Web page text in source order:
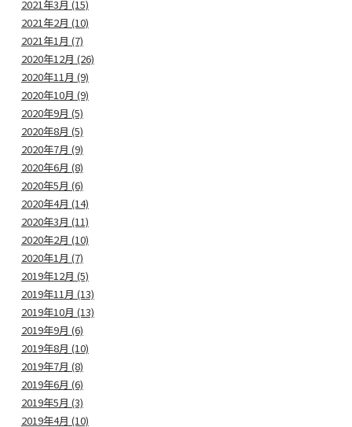
2021年3月 (15)
2021年2月 (10)
2021年1月 (7)
2020年12月 (26)
2020年11月 (9)
2020年10月 (9)
2020年9月 (5)
2020年8月 (5)
2020年7月 (9)
2020年6月 (8)
2020年5月 (6)
2020年4月 (14)
2020年3月 (11)
2020年2月 (10)
2020年1月 (7)
2019年12月 (5)
2019年11月 (13)
2019年10月 (13)
2019年9月 (6)
2019年8月 (10)
2019年7月 (8)
2019年6月 (6)
2019年5月 (3)
2019年4月 (10)